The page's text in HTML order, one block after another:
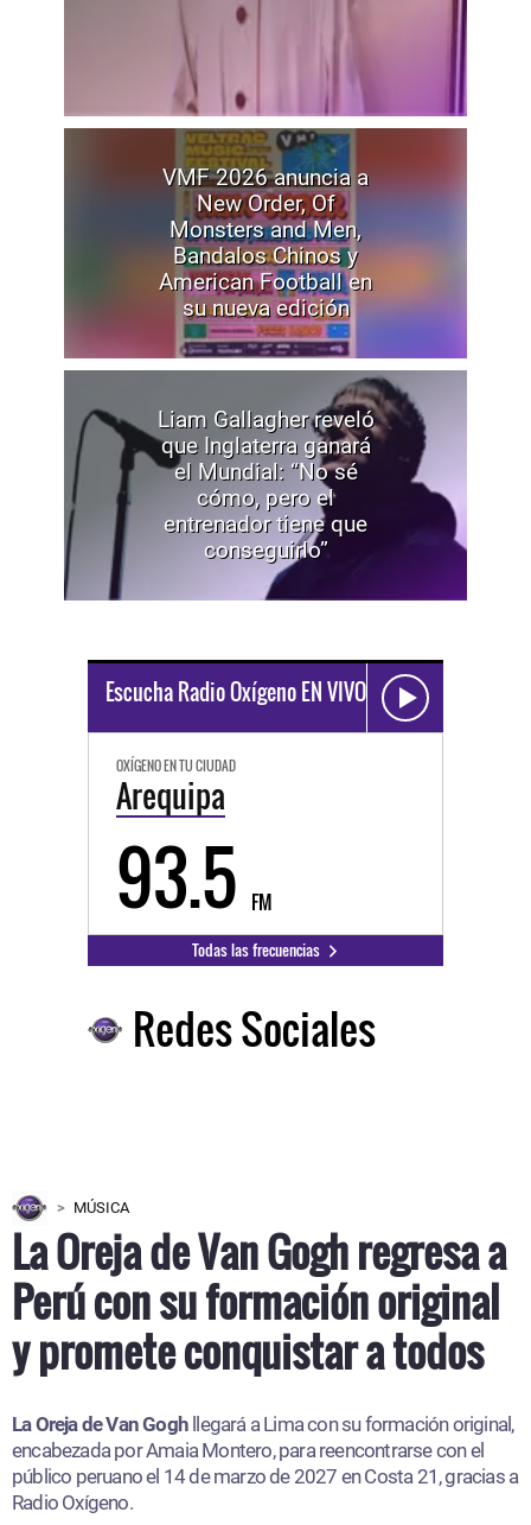
VMF 2026 anuncia a
New Order, Of
Monsters and Men,
Bandalos Chinos y
American Football en
su nueva edición
Liam Gallagher reveló
que Inglaterra ganará
el Mundial: “No sé
cómo, pero el
entrenador tiene que
conseguirlo”
Escucha Radio Oxígeno EN VIVO
OXÍGENO EN TU CIUDAD
Arequipa
93.5 FM
Todas las frecuencias
Redes Sociales
MÚSICA
La Oreja de Van Gogh regresa a
Perú con su formación original
y promete conquistar a todos
La Oreja de Van Gogh llegará a Lima con su formación original,
encabezada por Amaia Montero, para reencontrarse con el
público peruano el 14 de marzo de 2027 en Costa 21, gracias a
Radio Oxígeno.